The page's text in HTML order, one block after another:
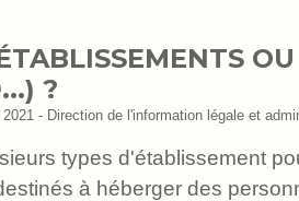
?
- Direction de l'information légale et
types d'établissement
à héberger des